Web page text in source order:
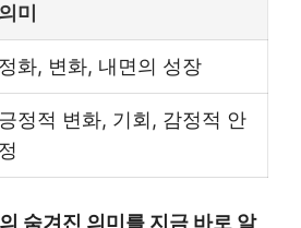
의미
정화, 변화, 내면의 성장
긍정적 변화, 기회, 감정적 안
정
숨겨진 의미를 지금 바로 알